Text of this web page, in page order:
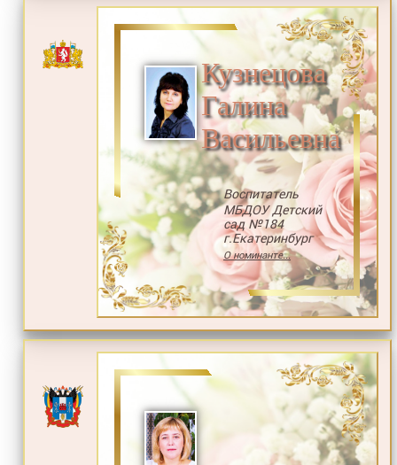
Кузнецова
Галина
Васильевна
Воспитатель
МБДОУ Детский
сад №184
г.Екатеринбург
О номинанте...